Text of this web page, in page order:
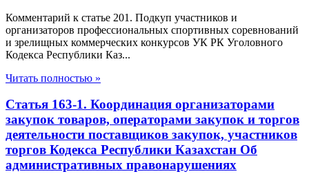
Комментарий к статье 201. Подкуп участников и
организаторов профессиональных спортивных соревнований
и зрелищных коммерческих конкурсов УК РК Уголовного
Кодекса Республики Каз...
Читать полностью »
Статья 163-1. Координация организаторами
закупок товаров, операторами закупок и торгов
деятельности поставщиков закупок, участников
торгов Кодекса Республики Казахстан Об
административных правонарушениях